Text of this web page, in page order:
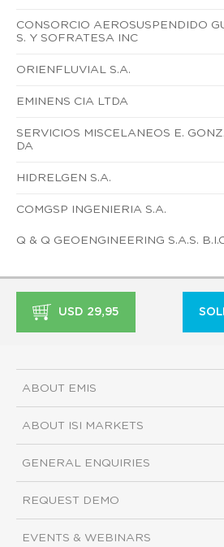
CONSORCIO AEROSUSPENDIDO
S. Y SOFRATESA INC
ORIENFLUVIAL S.A.
EMINENS CIA LTDA
SERVICIOS MISCELANEOS E.
DA
HIDRELGEN S.A.
COMGSP INGENIERIA S.A.
Q & Q GEOENGINEERING S.A.S.
USD 29,95
ABOUT EMIS
ABOUT ISI MARKETS
GENERAL ENQUIRIES
REQUEST DEMO
EVENTS & WEBINARS